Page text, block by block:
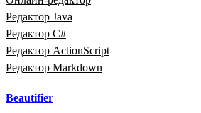
Редактор Java
Редактор C#
Редактор ActionScript
Редактор Markdown
Beautifier